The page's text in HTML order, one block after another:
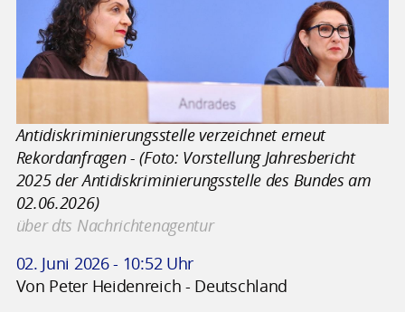
Antidiskriminierungsstelle verzeichnet erneut
Rekordanfragen - (Foto: Vorstellung Jahresbericht
2025 der Antidiskriminierungsstelle des Bundes am
02.06.2026)
über dts Nachrichtenagentur
02. Juni 2026 - 10:52 Uhr
Von Peter Heidenreich - Deutschland